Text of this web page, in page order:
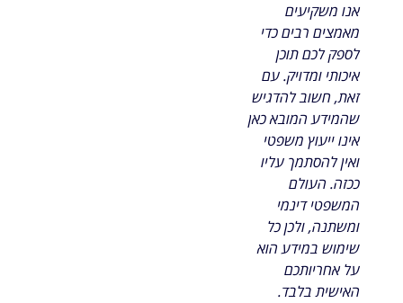
אנו משקיעים
מאמצים רבים כדי
לספק לכם תוכן
איכותי ומדויק. עם
זאת, חשוב להדגיש
שהמידע המובא כאן
אינו ייעוץ משפטי
ואין להסתמך עליו
ככזה. העולם
המשפטי דינמי
ומשתנה, ולכן כל
שימוש במידע הוא
על אחריותכם
האישית בלבד.